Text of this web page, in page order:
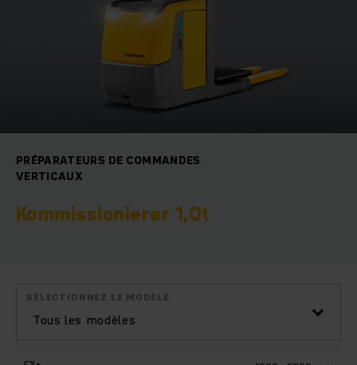
PRÉPARATEURS DE COMMANDES
VERTICAUX
Kommissionierer 1,0t
Tous les modèles
SÉLECTIONNEZ LE MODÈLE